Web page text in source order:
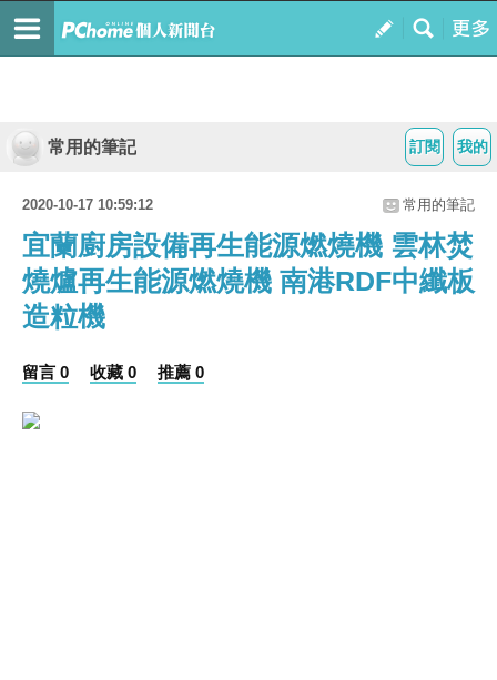
我的
訂閱
常用的筆記
2020-10-17 10:59:12 常用的筆記
宜蘭廚房設備再生能源燃燒機 雲林焚
燒爐再生能源燃燒機 南港RDF中纖板
造粒機
留言 0 收藏 0 推薦 0